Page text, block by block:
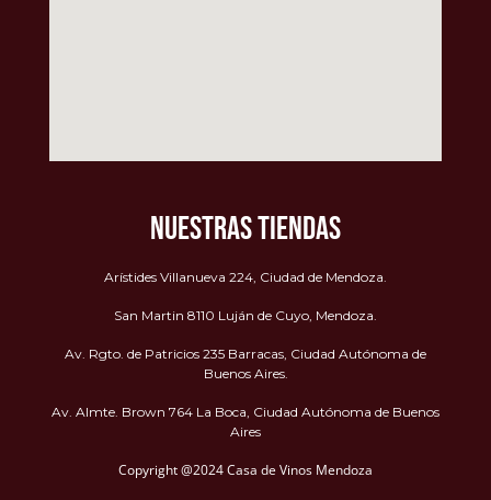
NUESTRAS TIENDAS
Arístides Villanueva 224, Ciudad de Mendoza.
San Martin 8110 Luján de Cuyo, Mendoza.
Av. Rgto. de Patricios 235 Barracas, Ciudad Autónoma de
Buenos Aires.
Av. Almte. Brown 764 La Boca, Ciudad Autónoma de Buenos
Aires
Copyright @2024 Casa de Vinos Mendoza